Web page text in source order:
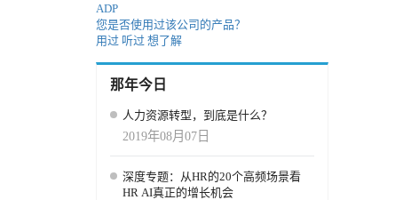
ADP
您是否使用过该公司的产品？
用过 听过 想了解
那年今日
人力资源转型，到底是什么？
2019年08月07日
深度专题：从HR的20个高频场景看
HR AI真正的增长机会